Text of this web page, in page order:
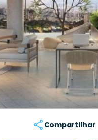
Compartilhar